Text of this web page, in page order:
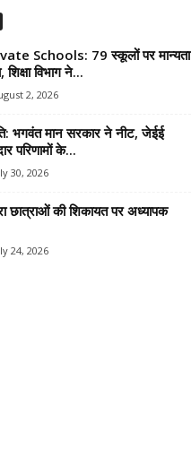
Schools: 79 स्कूलों पर मान्यता
शिक्षा विभाग ने...
2, 2026
भगवंत मान सरकार ने नीट, जेईई
परिणामों के...
30, 2026
छात्राओं की शिकायत पर अध्यापक
24, 2026